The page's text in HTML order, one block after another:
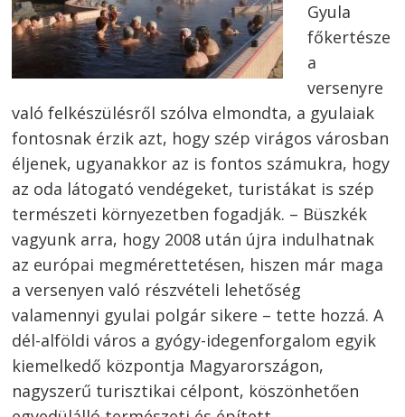
Gyula
főkertésze
a
versenyre
való felkészülésről szólva elmondta, a gyulaiak
fontosnak érzik azt, hogy szép virágos városban
éljenek, ugyanakkor az is fontos számukra, hogy
az oda látogató vendégeket, turistákat is szép
természeti környezetben fogadják. – Büszkék
vagyunk arra, hogy 2008 után újra indulhatnak
az európai megmérettetésen, hiszen már maga
a versenyen való részvételi lehetőség
valamennyi gyulai polgár sikere – tette hozzá. A
dél-alföldi város a gyógy-idegenforgalom egyik
kiemelkedő központja Magyarországon,
nagyszerű turisztikai célpont, köszönhetően